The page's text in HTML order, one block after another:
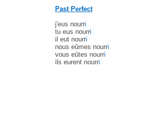
Past Perfect
j'eus nourri
tu eus nourri
il eut nourri
nous eûmes nourri
vous eûtes nourri
ils eurent nourri